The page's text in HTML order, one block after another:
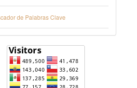
de Palabras Clave